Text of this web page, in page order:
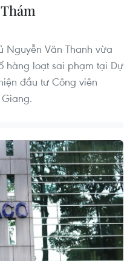
Nguyễn Văn Thanh vừa
hàng loạt sai phạm tại Dự
đầu tư Công viên